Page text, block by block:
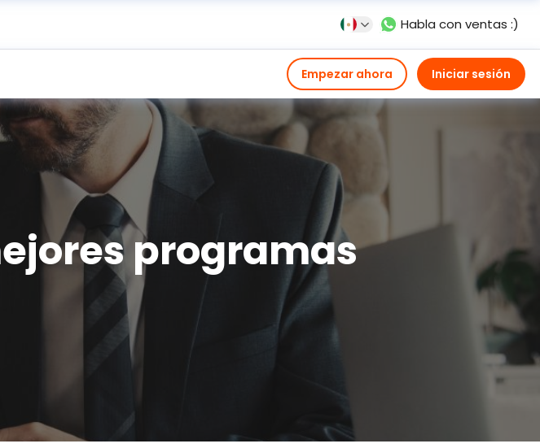
Habla con ventas :)
Empezar ahora Iniciar sesión
programas